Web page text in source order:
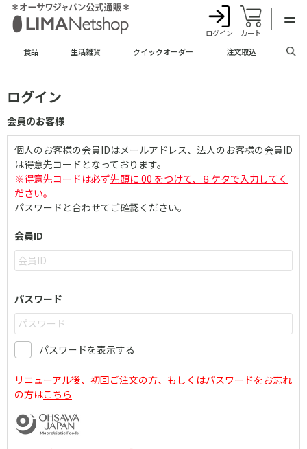
ログイン カート
食品 生活雑貨 クイックオーダー 注文取込
ログイン
会員のお客様
個人のお客様の会員IDはメールアドレス、法人のお客様の会員ID
は得意先コードとなっております。
※得意先コードは必ず先頭に 00 をつけて、８ケタで入力してく
ださい。
パスワードと合わせてご確認ください。
会員ID
パスワード
パスワードを表示する
リニューアル後、初回ご注文の方、もしくはパスワードをお忘れ
の方はこちら